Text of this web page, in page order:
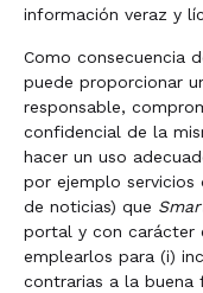
información veraz y
Como consecuencia
puede proporcionar
responsable,
confidencial de la
hacer un uso
por ejemplo
de noticias) que
portal y con carácter
emplearlos para (i)
contrarias a la